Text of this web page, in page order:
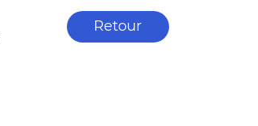
Retour